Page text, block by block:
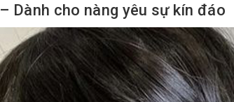
Dành cho nàng yêu sự kín đáo